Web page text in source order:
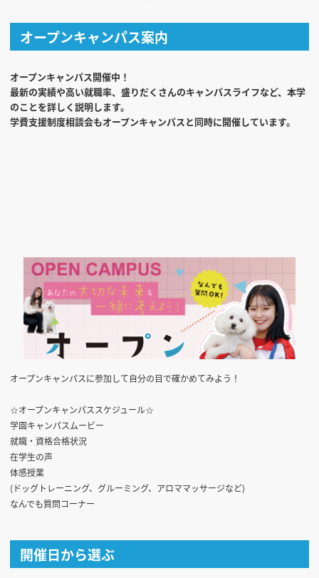
オープンキャンパス案内
オープンキャンパス開催中！
最新の実績や高い就職率、盛りだくさんのキャンパスライフなど、本学
のことを詳しく説明します。
学費支援制度相談会もオープンキャンパスと同時に開催しています。
オープンキャンパスに参加して自分の目で確かめてみよう！
☆オープンキャンパススケジュール☆
学園キャンパスムービー
就職・資格合格状況
在学生の声
体感授業
(ドッグトレーニング、グルーミング、アロママッサージなど)
なんでも質問コーナー
開催日から選ぶ